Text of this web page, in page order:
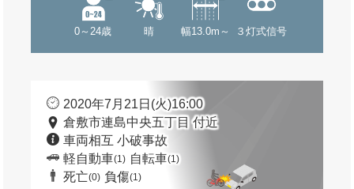
0～24歳 晴 幅13.0m～ ３灯式信号
2020年7月21日(火)16:00
倉敷市連島中央五丁目 付近
車両相互 小破事故
軽自動車(1) 自転車(1)
死亡(0) 負傷(1)